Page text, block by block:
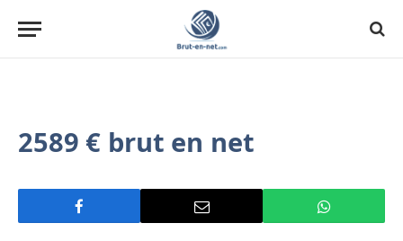
2589 € brut en net